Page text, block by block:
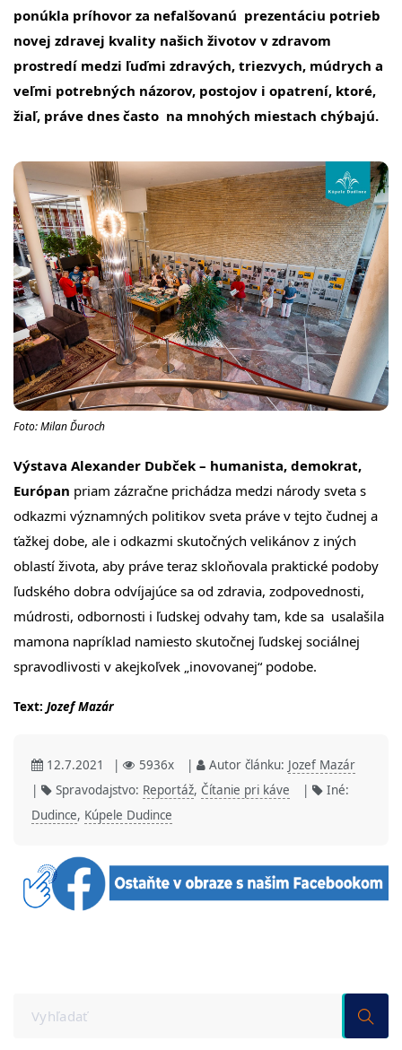
ponúkla príhovor za nefalšovanú prezentáciu potrieb
novej zdravej kvality našich životov v zdravom
prostredí medzi ľuďmi zdravých, triezvych, múdrych a
veľmi potrebných názorov, postojov i opatrení, ktoré,
žiaľ, práve dnes často na mnohých miestach chýbajú.
Foto: Milan Ďuroch
Výstava Alexander Dubček – humanista, demokrat,
Európan priam zázračne prichádza medzi národy sveta s
odkazmi významných politikov sveta práve v tejto čudnej a
ťažkej dobe, ale i odkazmi skutočných velikánov z iných
oblastí života, aby práve teraz skloňovala praktické podoby
ľudského dobra odvíjajúce sa od zdravia, zodpovednosti,
múdrosti, odbornosti i ľudskej odvahy tam, kde sa usalašila
mamona napríklad namiesto skutočnej ľudskej sociálnej
spravodlivosti v akejkoľvek „inovovanej“ podobe.
Text: Jozef Mazár
12.7.2021 | 5936x | Autor článku: Jozef Mazár
|
Spravodajstvo: Reportáž, Čítanie pri káve |
Iné:
Dudince, Kúpele Dudince